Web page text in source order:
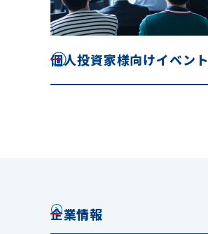
個人投資家様向けイベント
企業情報